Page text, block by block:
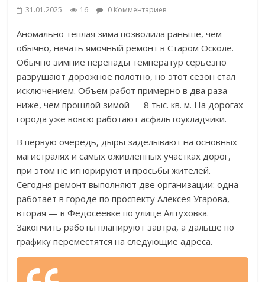
31.01.2025 16 0 Комментариев
Аномально теплая зима позволила раньше, чем
обычно, начать ямочный ремонт в Старом Осколе.
Обычно зимние перепады температур серьезно
разрушают дорожное полотно, но этот сезон стал
исключением. Объем работ примерно в два раза
ниже, чем прошлой зимой — 8 тыс. кв. м. На дорогах
города уже вовсю работают асфальтоукладчики.
В первую очередь, дыры заделывают на основных
магистралях и самых оживленных участках дорог,
при этом не игнорируют и просьбы жителей.
Сегодня ремонт выполняют две организации: одна
работает в городе по проспекту Алексея Угарова,
вторая — в Федосеевке по улице Алтуховка.
Закончить работы планируют завтра, а дальше по
графику переместятся на следующие адреса.